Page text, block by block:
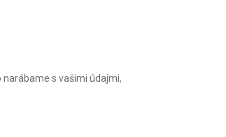
s vašimi údajmi,